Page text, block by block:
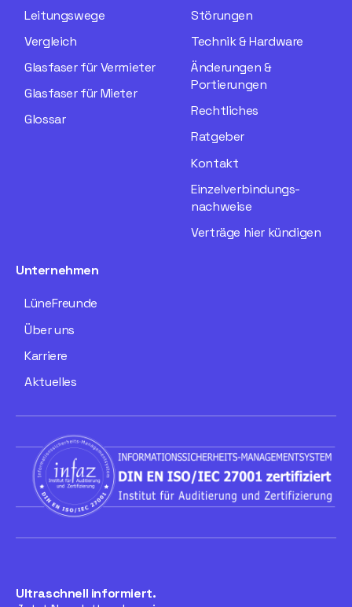
Leitungswege
Vergleich
Glasfaser für Vermieter
Glasfaser für Mieter
Glossar
Störungen
Technik & Hardware
Änderungen &
Portierungen
Rechtliches
Ratgeber
Kontakt
Einzelverbindungs­
nachweise
Verträge hier kündigen
Unternehmen
LüneFreunde
Über uns
Karriere
Aktuelles
Ultraschnell informiert.